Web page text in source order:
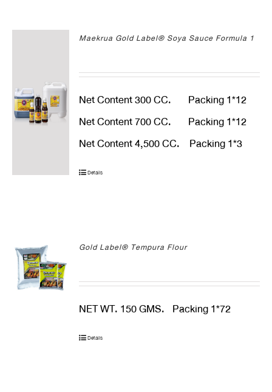
Maekrua Gold Label® Soya Sauce Formula 1
Net Content 300 CC. Packing 1*12
Net Content 700 CC. Packing 1*12
Net Content 4,500 CC. Packing 1*3
Details
Gold Label® Tempura Flour
NET WT. 150 GMS. Packing 1*72
Details